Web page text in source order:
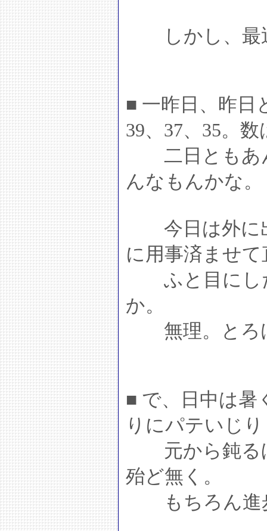
しかし、最
■ 一昨日、昨日
39、37、35。
二日ともあ
んなもんかな。
今日は外に
に用事済ませて
ふと目にし
か。
無理。とろ
■ で、日中は暑
りにパテいじ
元から鈍る
殆ど無く。
もちろん進